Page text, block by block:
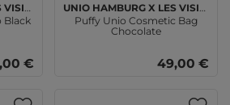
Black
€
Puffy Unio Cosmetic Bag
Chocolate
49,00 €